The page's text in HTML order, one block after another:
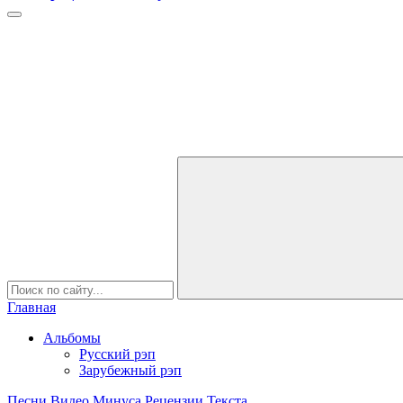
Главная
Альбомы
Русский рэп
Зарубежный рэп